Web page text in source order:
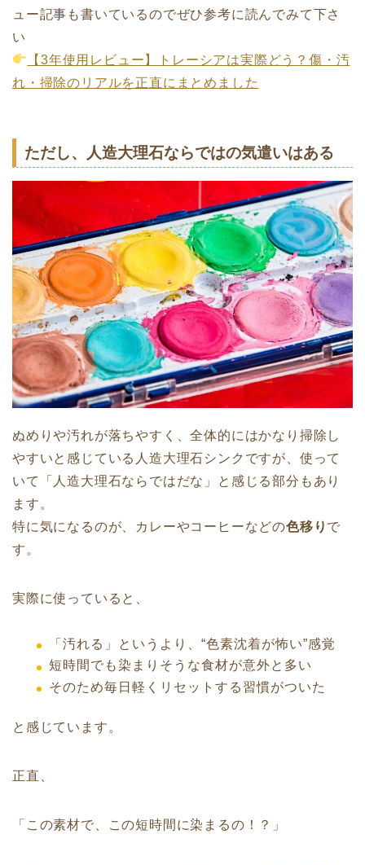
ュー記事も書いているのでぜひ参考に読んでみて下さ
い
【3年使用レビュー】トレーシアは実際どう？傷・汚
れ・掃除のリアルを正直にまとめました
ただし、人造大理石ならではの気遣いはある
ぬめりや汚れが落ちやすく、全体的にはかなり掃除し
やすいと感じている人造大理石シンクですが、使って
いて「人造大理石ならではだな」と感じる部分もあり
ます。
特に気になるのが、カレーやコーヒーなどの色移り で
す。
実際に使っていると、
「汚れる」というより、“色素沈着が怖い”感覚
短時間でも染まりそうな食材が意外と多い
そのため毎日軽くリセットする習慣がついた
と感じています。
正直、
「この素材で、この短時間に染まるの！？」